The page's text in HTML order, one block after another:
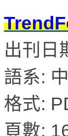
出刊日
語系:
格式:
頁數: